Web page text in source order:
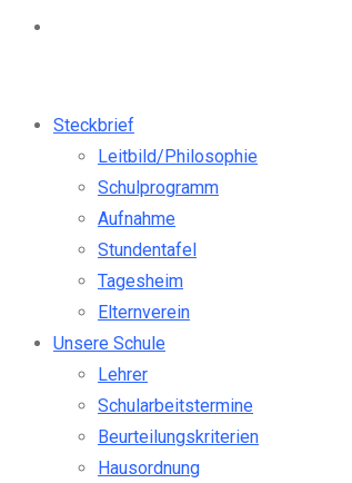
Steckbrief
Leitbild/Philosophie
Schulprogramm
Aufnahme
Stundentafel
Tagesheim
Elternverein
Unsere Schule
Lehrer
Schularbeitstermine
Beurteilungskriterien
Hausordnung